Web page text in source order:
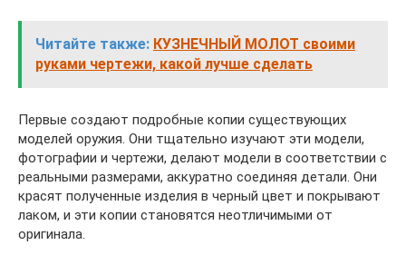
Читайте также: КУЗНЕЧНЫЙ МОЛОТ своими
руками чертежи, какой лучше сделать
Первые создают подробные копии существующих
моделей оружия. Они тщательно изучают эти модели,
фотографии и чертежи, делают модели в соответствии с
реальными размерами, аккуратно соединяя детали. Они
красят полученные изделия в черный цвет и покрывают
лаком, и эти копии становятся неотличимыми от
оригинала.